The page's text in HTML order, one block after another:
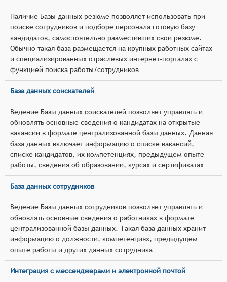
Наличие Базы данных резюме позволяет использовать при
поиске сотрудников и подборе персонала готовую базу
кандидатов, самостоятельно разместивших свои резюме.
Обычно такая база размещается на крупных работных сайтах
и специализированных отраслевых интернет-порталах с
функцией поиска работы/сотрудников
База данных соискателей
Ведение Базы данных соискателей позволяет управлять и
обновлять основные сведения о кандидатах на открытые
вакансии в формате централизованной базы данных. Данная
база данных включает информацию о списке вакансий,
списке кандидатов, их компетенциях, предыдущем опыте
работы, сведения об образовании, курсах и сертификатах
База данных сотрудников
Ведение Базы данных сотрудников позволяет управлять и
обновлять основные сведения о работниках в формате
централизованной базы данных. Такая база данных хранит
информацию о должности, компетенциях, предыдущем
опыте работы и других данных сотрудника
Интеграция с мессенджерами и электронной почтой